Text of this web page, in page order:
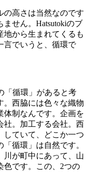
の高さは当然なのです
せん。Hatsutokiのブ
地から生まれてくるも
言でいうと、循環で
「循環」があると考
。西脇には色々な織物
体制なんです。企画を
社。加工する会社。西
していて、どこか一つ
循環」は自然です。
川が町中にあって、山
です。この、2つの